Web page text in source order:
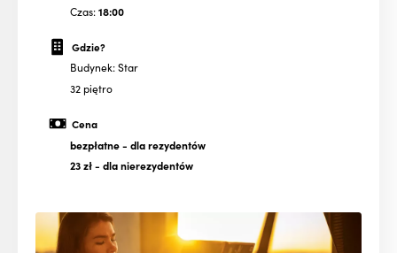
Czas:18:00
Gdzie?
Budynek: Star
32 piętro
Cena
bezpłatne- dla rezydentów
23 zł- dla nierezydentów